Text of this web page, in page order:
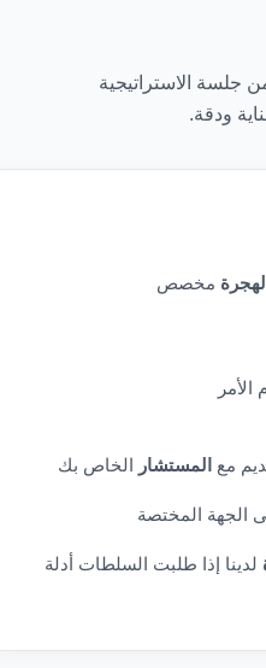
الاستراتيجية
مخصص
مع المستشار الخاص بك
الجهة المختصة
لدينا إذا طلبت السلطات أدلة